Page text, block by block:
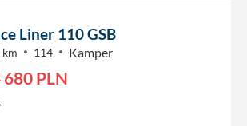
Liner 110 GSB
114 Kamper
680 PLN